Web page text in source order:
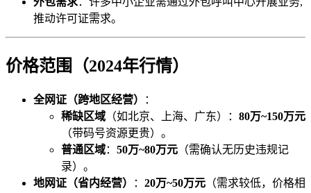
推动许可证需求。
价格范围（2024年行情）
全网证（跨地区经营）
：
稀缺区域 （如北京、上海、广东）： 80万~150万元
（带码号资源更贵）。
普通区域： 50万~80万元 （需确认无历史违规记
录）。
地网证（省内经营）
： 20万~50万元 （需求较低，价格相